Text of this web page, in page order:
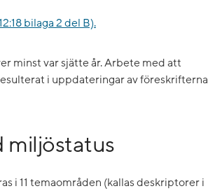
bilaga 2 del B).
minst var sjätte år. Arbete med att
i uppdateringar av föreskrifterna
miljöstatus
i 11 temaområden (kallas deskriptorer i